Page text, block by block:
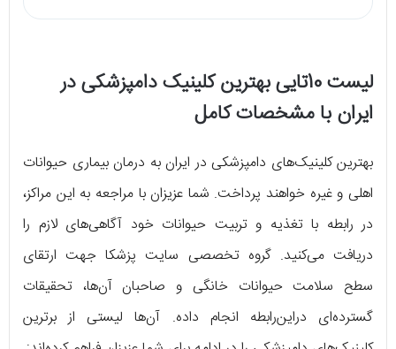
لیست 10تایی بهترین کلینیک دامپزشکی در
ایران با مشخصات کامل
بهترین کلینیک‌های دامپزشکی در ایران به درمان بیماری حیوانات
اهلی و غیره خواهند پرداخت. شما عزیزان با مراجعه به این مراکز،
در رابطه با تغذیه و تربیت حیوانات خود آگاهی‌های لازم را
دریافت می‌کنید. گروه تخصصی سایت پزشکا جهت ارتقای
سطح سلامت حیوانات خانگی و صاحبان آن‌ها، تحقیقات
گسترده‌ای دراین‌رابطه انجام داده. آن‌ها لیستی از برترین